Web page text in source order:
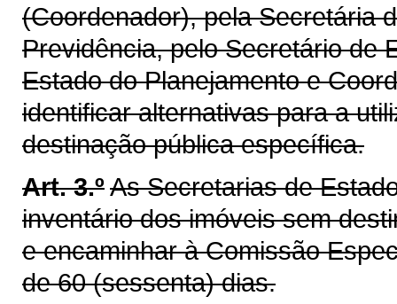
(Coordenador), pela Secretária
Previdência, pelo Secretário de
Estado do Planejamento e
identificar alternativas para a
destinação pública específica.
Art. 3.ºAs Secretarias de
inventário dos imóveis sem
e encaminhar à Comissão
de 60 (sessenta) dias.